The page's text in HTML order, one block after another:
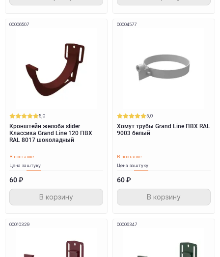
00006507
5,0
Кронштейн желоба slider
Классика Grand Line 120 ПВХ
RAL 8017 шоколадный
В поставке
Цена заштуку
60 ₽
В корзину
00004577
5,0
Хомут трубы Grand Line ПВХ RAL
9003 белый
В поставке
Цена заштуку
60 ₽
В корзину
00010329 00006347